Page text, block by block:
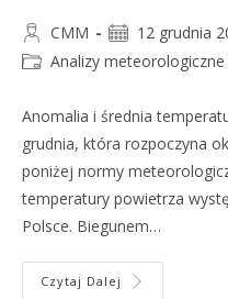
CMM
12 grudnia
Analizy meteorologiczne
Anomalia i średnia
grudnia, która rozpoczyna
poniżej normy
temperatury powietrza
Polsce. Biegunem…
Czytaj Dalej